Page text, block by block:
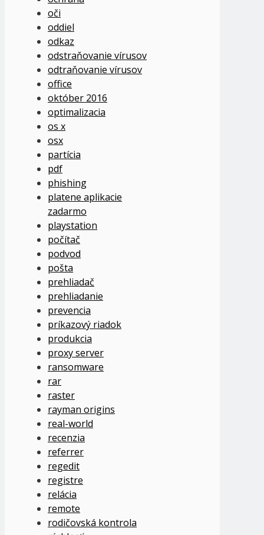
oči
oddiel
odkaz
odstraňovanie vírusov
odtraňovanie vírusov
office
október 2016
optimalizacia
os x
osx
partícia
pdf
phishing
platene aplikacie
zadarmo
playstation
počítač
podvod
pošta
prehliadač
prehliadanie
prevencia
príkazový riadok
produkcia
proxy server
ransomware
rar
raster
rayman origins
real-world
recenzia
referrer
regedit
registre
relácia
remote
rodičovská kontrola